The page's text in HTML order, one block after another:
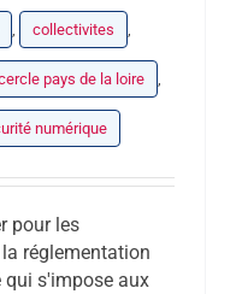
, collectivites ,
pays de la loire ,
numérique
pour les
réglementation
qui s'impose aux